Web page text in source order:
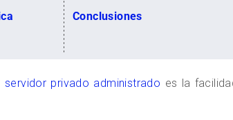
Conclusiones
servidor privado administrado es la